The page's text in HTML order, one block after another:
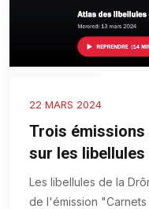
22 MARS 2024
Trois
sur les libellules
Les libellules de la
de l'émission